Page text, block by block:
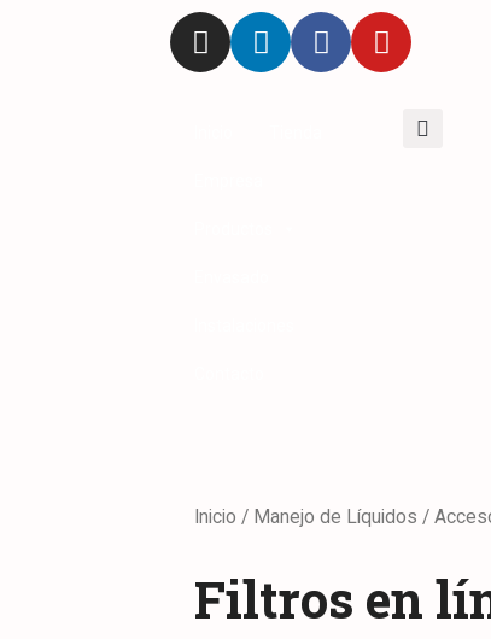
Inicio / Manejo de Líquidos /
Filtros en